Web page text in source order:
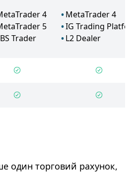
4
5
Trader
MetaTrader 4
IG Trading
L2 Dealer
один торговий рахунок,